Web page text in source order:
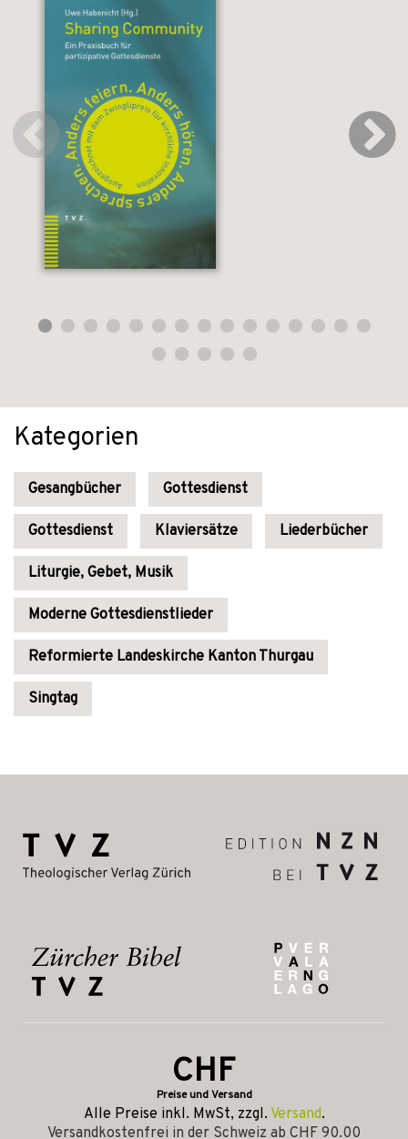
Kategorien
Gesangbücher Gottesdienst
Gottesdienst Klaviersätze Liederbücher
Liturgie, Gebet, Musik
Moderne Gottesdienstlieder
Reformierte Landeskirche Kanton Thurgau
Singtag
CHF
Preise und Versand
Alle Preise inkl. MwSt, zzgl. Versand.
Versandkostenfrei in der Schweiz ab CHF 90.00